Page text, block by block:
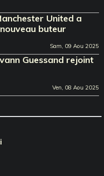
United a
buteur
Sam, 09 Aou 2025
Guessand rejoint
Ven, 08 Aou 2025